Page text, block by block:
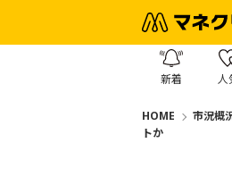
新着 人
HOME 市況概
トか